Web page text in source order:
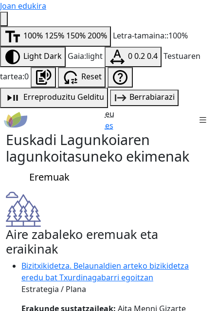
Joan edukira
100% 125% 150%200% Letra-tamaina::100%
Light Dark Gaia:light 00.20.4 Testuaren
tartea:0
Reset
Erreproduzitu Gelditu
Berrabiarazi
eu
es
Euskadi Lagunkoiaren
lagunkoitasuneko ekimenak
Eremuak
Aire zabaleko eremuak eta
eraikinak
Bizitxikidetza. Belaunaldien arteko bizikidetza
eredu bat Txurdinagabarri egoitzan
Estrategia / Plana
Erakunde sustatzaileak: Aita Menni Gizarte